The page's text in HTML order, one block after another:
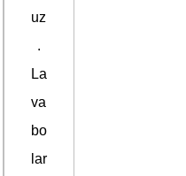
uz
.
La
va
bo
lar